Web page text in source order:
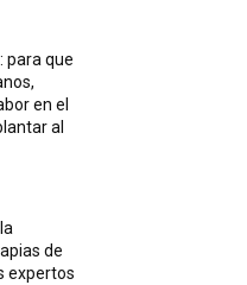
para que
en el
al
de
expertos